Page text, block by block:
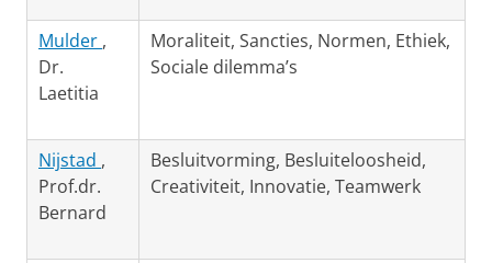
Mulder ,
Dr.
Laetitia
Moraliteit, Sancties, Normen, Ethiek,
Sociale dilemma’s
Nijstad ,
Prof.dr.
Bernard
Besluitvorming, Besluiteloosheid,
Creativiteit, Innovatie, Teamwerk